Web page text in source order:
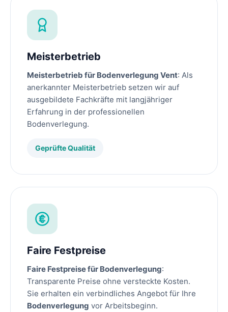
Meisterbetrieb
Meisterbetrieb für Bodenverlegung Vent: Als
anerkannter Meisterbetrieb setzen wir auf
ausgebildete Fachkräfte mit langjähriger
Erfahrung in der professionellen
Bodenverlegung.
Geprüfte Qualität
Faire Festpreise
Faire Festpreise für Bodenverlegung:
Transparente Preise ohne versteckte Kosten.
Sie erhalten ein verbindliches Angebot für Ihre
Bodenverlegung vor Arbeitsbeginn.